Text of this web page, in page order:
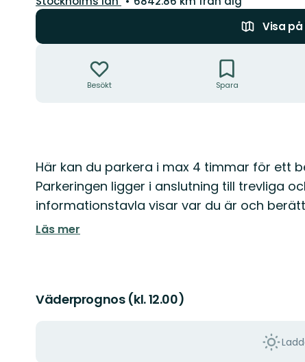
Visa
Besökt Spara
Beskrivning
Här kan du parkera i max 4 timmar för ett
Parkeringen ligger i anslutning till trevliga
informationstavla visar var du är och
Läs mer
Väderprognos (kl. 12.00)